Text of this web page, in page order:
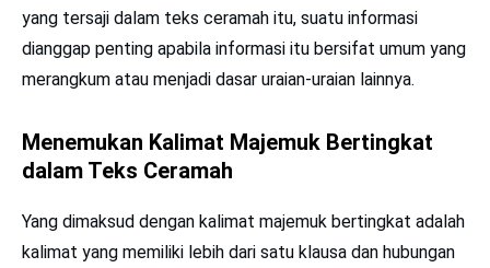
yang tersaji dalam teks ceramah itu, suatu informasi
dianggap penting apabila informasi itu bersifat umum yang
merangkum atau menjadi dasar uraian-uraian lainnya.
Menemukan Kalimat Majemuk Bertingkat
dalam Teks Ceramah
Yang dimaksud dengan kalimat majemuk bertingkat adalah
kalimat yang memiliki lebih dari satu klausa dan hubungan